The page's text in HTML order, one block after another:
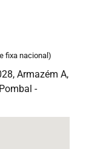
fixa nacional)
Armazém A,
-